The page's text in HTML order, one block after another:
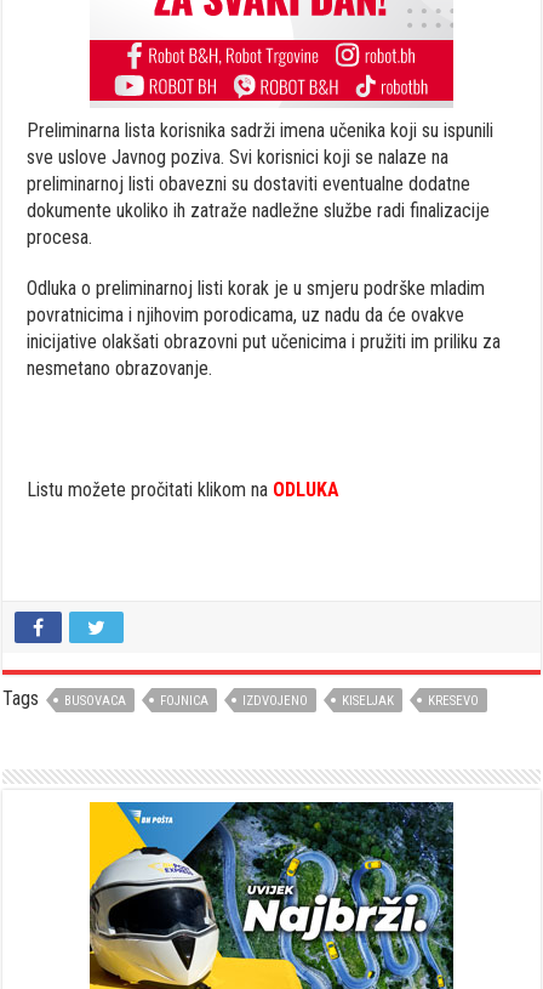
Preliminarna lista korisnika sadrži imena učenika koji su ispunili
sve uslove Javnog poziva. Svi korisnici koji se nalaze na
preliminarnoj listi obavezni su dostaviti eventualne dodatne
dokumente ukoliko ih zatraže nadležne službe radi finalizacije
procesa.
Odluka o preliminarnoj listi korak je u smjeru podrške mladim
povratnicima i njihovim porodicama, uz nadu da će ovakve
inicijative olakšati obrazovni put učenicima i pružiti im priliku za
nesmetano obrazovanje.
Listu možete pročitati klikom na ODLUKA
Tags BUSOVACA FOJNICA IZDVOJENO KISELJAK KRESEVO